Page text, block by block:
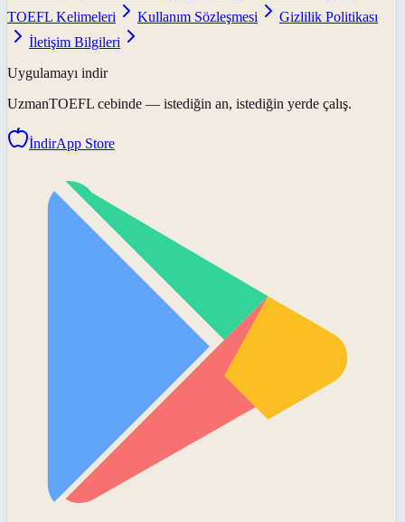
TOEFL Kelimeleri
Kullanım Sözleşmesi
Gizlilik Politikası
İletişim Bilgileri
Uygulamayı indir
UzmanTOEFL cebinde — istediğin an, istediğin yerde çalış.
İndirApp Store